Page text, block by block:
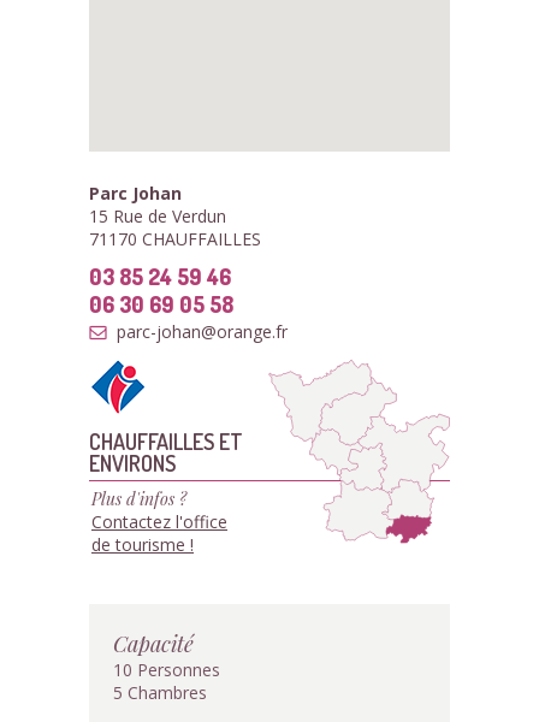
Parc Johan
15 Rue de Verdun
71170 CHAUFFAILLES
03 85 24 59 46
06 30 69 05 58
parc-johan@orange.fr
CHAUFFAILLES ET
ENVIRONS
Plus d'infos ?
Contactez l'office
de tourisme !
Capacité
10 Personnes
5 Chambres